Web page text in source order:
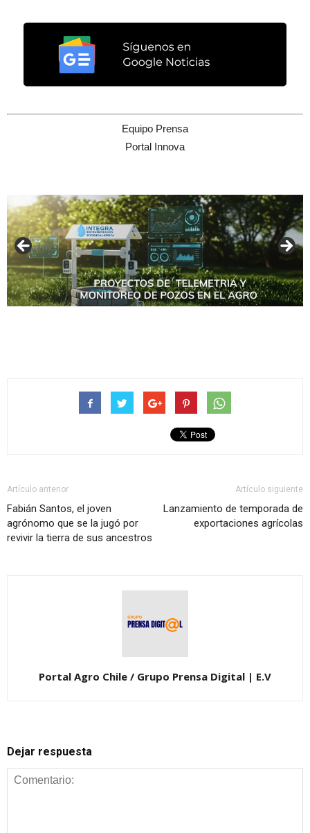
Equipo Prensa
Portal Innova
Artículo anterior
Fabián Santos, el joven
agrónomo que se la jugó por
revivir la tierra de sus ancestros
Artículo siguiente
Lanzamiento de temporada de
exportaciones agrícolas
Portal Agro Chile / Grupo Prensa Digital | E.V
Dejar respuesta